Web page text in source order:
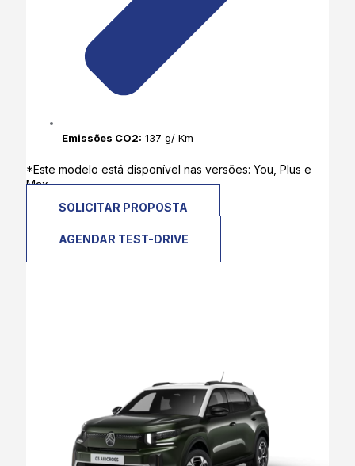
Emissões CO2: 137 g/ Km
*Este modelo está disponível nas versões: You, Plus e
Max
SOLICITAR PROPOSTA
AGENDAR TEST-DRIVE